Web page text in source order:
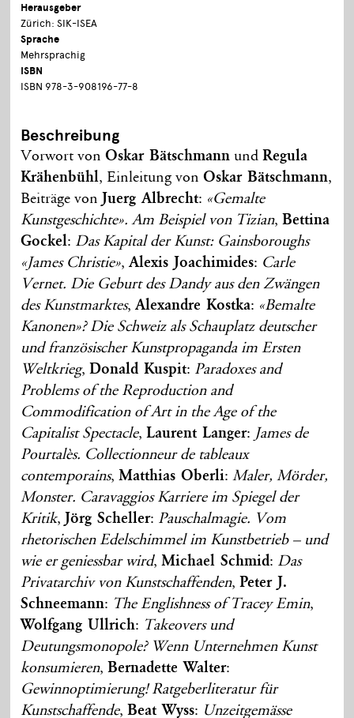
Herausgeber
Zürich: SIK-ISEA
Sprache
Mehrsprachig
ISBN
ISBN 978-3-908196-77-8
Beschreibung
Vorwort vonOskar Bätschmann undRegula
Krähenbühl, Einleitung vonOskar Bätschmann,
Beiträge von Juerg Albrecht: «Gemalte
Kunstgeschichte». Am Beispiel von Tizian,Bettina
Gockel: Das Kapital der Kunst: Gainsboroughs
«James Christie»,Alexis Joachimides: Carle
Vernet. Die Geburt des Dandy aus den Zwängen
des Kunstmarktes,Alexandre Kostka: «Bemalte
Kanonen»? Die Schweiz als Schauplatz deutscher
und französischer Kunstpropaganda im Ersten
Weltkrieg,Donald Kuspit: Paradoxes and
Problems of the Reproduction and
Commodification of Art in the Age of the
Capitalist Spectacle,Laurent Langer: James de
Pourtalès. Collectionneur de tableaux
contemporains,Matthias Oberli:Maler, Mörder,
Monster. Caravaggios Karriere im Spiegel der
Kritik, Jörg Scheller: Pauschalmagie. Vom
rhetorischen Edelschimmel im Kunstbetrieb – und
wie er geniessbar wird,Michael Schmid: Das
Privatarchiv von Kunstschaffenden,Peter J.
Schneemann: The Englishness of Tracey Emin,
Wolfgang Ullrich: Takeovers und
Deutungsmonopole? Wenn Unternehmen Kunst
konsumieren,Bernadette Walter:
Gewinnoptimierung! Ratgeberliteratur für
Kunstschaffende,Beat Wyss: Unzeitgemässe